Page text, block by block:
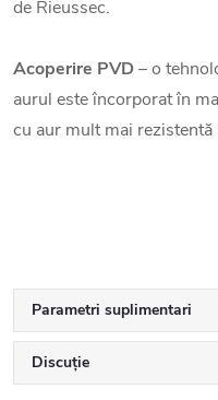
de Rieussec.
Acoperire PVD– o
aurul este încorporat în
cu aur mult mai rezistentă
Parametri suplimentari
Discuţie